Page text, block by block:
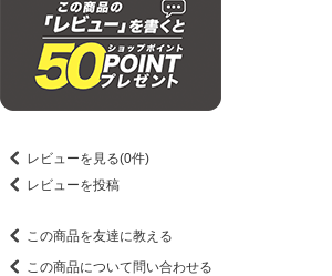
レビューを見る(0件)
レビューを投稿
この商品を友達に教える
この商品について問い合わせる